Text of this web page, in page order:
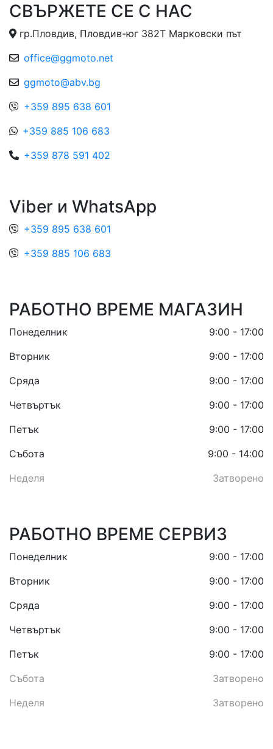
СВЪРЖЕТЕ СЕ С НАС
гр.Пловдив, Пловдив-юг 382Т Марковски път
office@ggmoto.net
ggmoto@abv.bg
+359 895 638 601
+359 885 106 683
+359 878 591 402
Viber и WhatsApp
+359 895 638 601
+359 885 106 683
РАБОТНО ВРЕМЕ МАГАЗИН
Понеделник
9:00 - 17:00
Вторник
9:00 - 17:00
Сряда
9:00 - 17:00
Четвъртък
9:00 - 17:00
Петък
9:00 - 17:00
Събота
9:00 - 14:00
Неделя
Затворено
РАБОТНО ВРЕМЕ СЕРВИЗ
Понеделник
9:00 - 17:00
Вторник
9:00 - 17:00
Сряда
9:00 - 17:00
Четвъртък
9:00 - 17:00
Петък
9:00 - 17:00
Събота
Затворено
Неделя
Затворено